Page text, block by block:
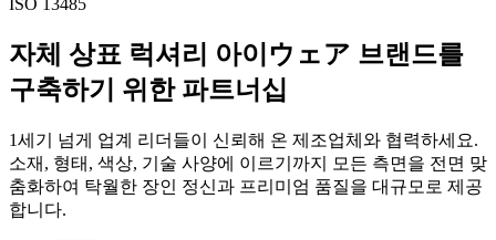
ISO 13485
자체 상표 럭셔리 아이ウェア 브랜드를
구축하기 위한 파트너십
1세기 넘게 업계 리더들이 신뢰해 온 제조업체와 협력하세요.
소재, 형태, 색상, 기술 사양에 이르기까지 모든 측면을 전면 맞
춤화하여 탁월한 장인 정신과 프리미엄 품질을 대규모로 제공
합니다.